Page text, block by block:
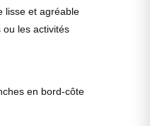
lisse et agréable
les activités
en bord-côte